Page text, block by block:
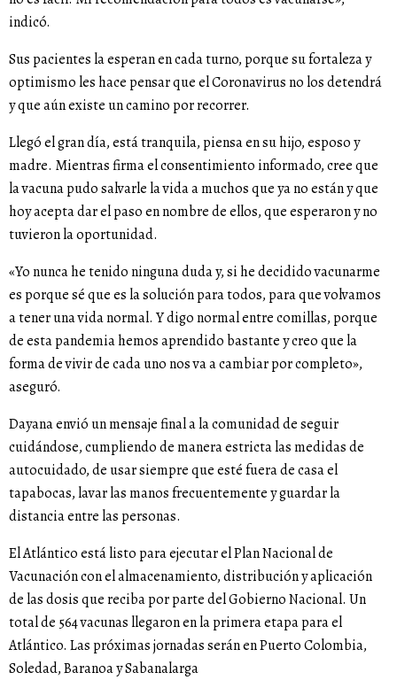
indicó.
Sus pacientes la esperan en cada turno, porque su fortaleza y
optimismo les hace pensar que el Coronavirus no los detendrá
y que aún existe un camino por recorrer.
Llegó el gran día, está tranquila, piensa en su hijo, esposo y
madre. Mientras firma el consentimiento informado, cree que
la vacuna pudo salvarle la vida a muchos que ya no están y que
hoy acepta dar el paso en nombre de ellos, que esperaron y no
tuvieron la oportunidad.
«Yo nunca he tenido ninguna duda y, si he decidido vacunarme
es porque sé que es la solución para todos, para que volvamos
a tener una vida normal. Y digo normal entre comillas, porque
de esta pandemia hemos aprendido bastante y creo que la
forma de vivir de cada uno nos va a cambiar por completo»,
aseguró.
Dayana envió un mensaje final a la comunidad de seguir
cuidándose, cumpliendo de manera estricta las medidas de
autocuidado, de usar siempre que esté fuera de casa el
tapabocas, lavar las manos frecuentemente y guardar la
distancia entre las personas.
El Atlántico está listo para ejecutar el Plan Nacional de
Vacunación con el almacenamiento, distribución y aplicación
de las dosis que reciba por parte del Gobierno Nacional. Un
total de 564 vacunas llegaron en la primera etapa para el
Atlántico. Las próximas jornadas serán en Puerto Colombia,
Soledad, Baranoa y Sabanalarga